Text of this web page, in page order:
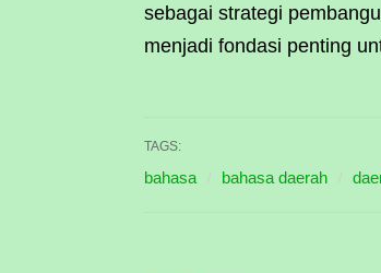
sebagai strategi
menjadi fondasi penting
TAGS:
bahasa bahasa daerah